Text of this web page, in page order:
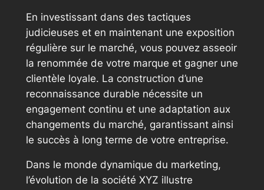
En investissant dans des tactiques
judicieuses et en maintenant une exposition
régulière sur le marché, vous pouvez asseoir
la renommée de votre marque et gagner une
clientèle loyale. La construction d’une
reconnaissance durable nécessite un
engagement continu et une adaptation aux
changements du marché, garantissant ainsi
le succès à long terme de votre entreprise.
Dans le monde dynamique du marketing,
l’évolution de la société XYZ illustre